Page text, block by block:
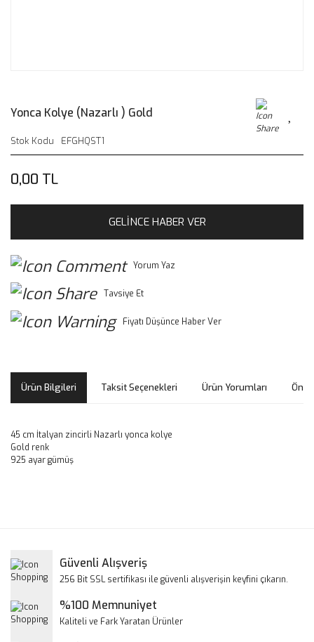
Yonca Kolye (Nazarlı ) Gold
Stok Kodu EFGHQST1
0,00 TL
GELİNCE HABER VER
Yorum Yaz
Tavsiye Et
Fiyatı Düşünce Haber Ver
Ürün Bilgileri Taksit Seçenekleri Ürün Yorumları
45 cm İtalyan zincirli Nazarlı yonca kolye
Gold renk
925 ayar gümüş
Yorum Yaz
Ürün resmi kalitesiz, bozuk veya görüntülenemiyor.
Ürün bilgilerinde hatalar bulunuyor.
Güvenli Alışveriş
256 Bit SSL sertifikası ile güvenli alışverişin keyfini çıkarın.
%100 Memnuniyet
Kaliteli ve Fark Yaratan Ürünler